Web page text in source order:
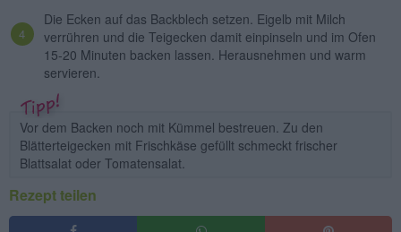
Die Ecken auf das Backblech setzen. Eigelb mit Milch
verrühren und die Teigecken damit einpinseln und im Ofen
15-20 Minuten backen lassen. Herausnehmen und warm
servieren.
Vor dem Backen noch mit Kümmel bestreuen. Zu den
Blätterteigecken mit Frischkäse gefüllt schmeckt frischer
Blattsalat oder Tomatensalat.
Rezept teilen